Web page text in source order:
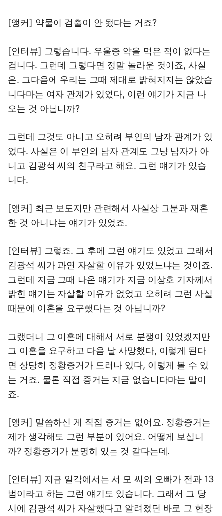
[앵커] 약물이 검출이 안 됐다는 거죠?
[인터뷰] 그렇습니다. 우울증 약을 먹은 적이 없다는
겁니다. 그런데 그렇다면 정말 놀라운 것이죠, 사실
은. 그다음에 우리는 그때 제대로 밝혀지지는 않았습
니다마는 여자 관계가 있었다, 이런 얘기가 지금 나
오는 것 아닙니까?
그런데 그것도 아니고 오히려 부인의 남자 관계가 있
었다. 사실은 이 부인의 남자 관계도 그냥 남자가 아
니고 김광석 씨의 친구라고 해요. 그런 얘기가 있습
니다.
[앵커] 최근 보도지만 관련해서 사실상 그분과 재혼
한 것 아니냐는 얘기가 있었죠.
[인터뷰] 그렇죠. 그 후에 그런 얘기도 있었고 그래서
김광석 씨가 과연 자살할 이유가 있었느냐는 것이죠.
그런데 지금 그때 나온 얘기가 지금 이상호 기자께서
밝힌 얘기는 자살할 이유가 없었고 오히려 그런 사실
때문에 이혼을 요구했다는 것 아닙니까?
그랬더니 그 이혼에 대해서 서로 분쟁이 있었겠지만
그 이혼을 요구하고 다음 날 사망했다, 이렇게 된다
면 상당히 정황증거가 드러나 있다, 이렇게 볼 수 있
는 거죠. 물론 직접 증거는 지금 없습니다마는 말이
죠.
[앵커] 말씀하신 게 직접 증거는 없어요. 정황증거는
제가 생각해도 그런 부분이 있어요. 어떻게 보십니
까? 정황증거가 분명히 있는 것 같다는데.
[인터뷰] 지금 일각에서는 서 모 씨의 오빠가 전과 13
범이라고 하는 그런 얘기도 있습니다. 그래서 그 당
시에 김광석 씨가 자살했다고 알려졌던 바로 그 현장